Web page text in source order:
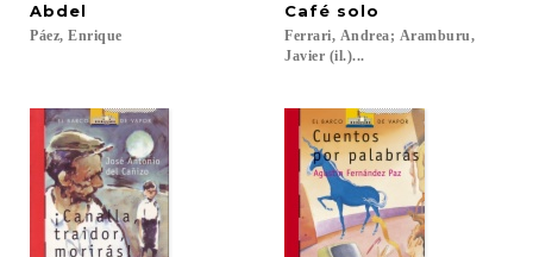
Abdel
Páez, Enrique
Café solo
Ferrari, Andrea; Aramburu,
Javier (il.)...